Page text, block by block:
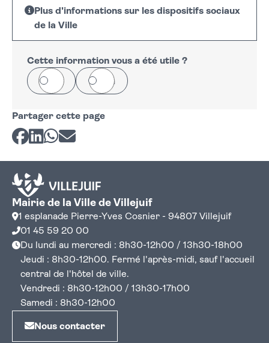
Plus d'informations sur les dispositifs sociaux
de la Ville
Cette information vous a été utile ?
Oui Non
Partager cette page
Partager sur Facebook
Partager sur LinkedIn
Partager sur Whatsapp
Partager par courriel
Mairie de la Ville de Villejuif
1 esplanade Pierre-Yves Cosnier - 94807 Villejuif
01 45 59 20 00
Du lundi au mercredi : 8h30-12h00 / 13h30-18h00
Jeudi : 8h30-12h00. Fermé l'après-midi, sauf l'accueil
central de l'hôtel de ville.
Vendredi : 8h30-12h00 / 13h30-17h00
Samedi : 8h30-12h00
Nous contacter